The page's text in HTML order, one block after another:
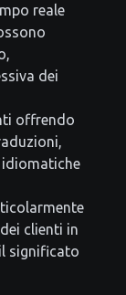
reale
dei
offrendo
idiomatiche
clienti in
significato